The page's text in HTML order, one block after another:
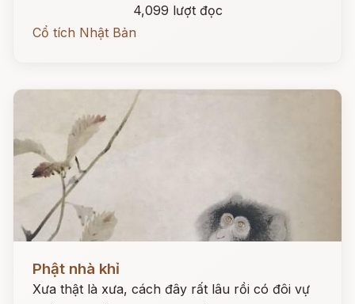
4,099 lượt đọc
Cổ tích Nhật Bản
Phật nhà khỉ
Xưa thật là xưa, cách đây rất lâu rồi có đôi vự